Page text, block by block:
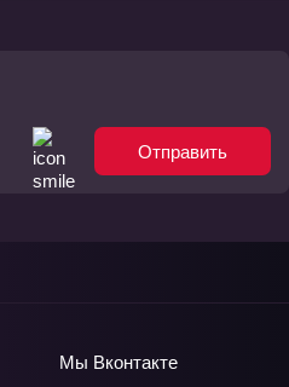
Отправить
Мы Вконтакте